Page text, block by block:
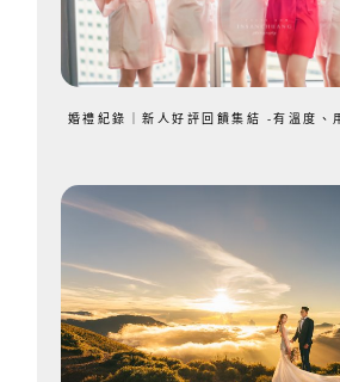
婚禮紀錄｜新人好評回饋集結 -有溫度、